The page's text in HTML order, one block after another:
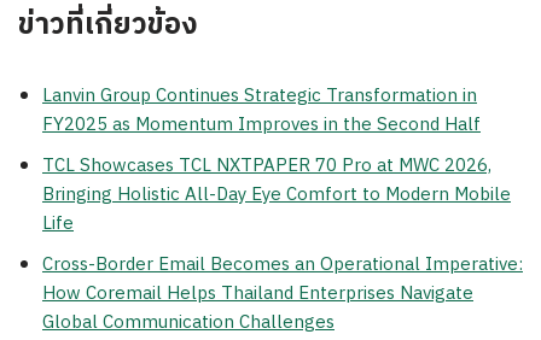
ข่าวที่เกี่ยวข้อง
Lanvin Group Continues Strategic Transformation in
FY2025 as Momentum Improves in the Second Half
TCL Showcases TCL NXTPAPER 70 Pro at MWC 2026,
Bringing Holistic All-Day Eye Comfort to Modern Mobile
Life
Cross-Border Email Becomes an Operational Imperative:
How Coremail Helps Thailand Enterprises Navigate
Global Communication Challenges